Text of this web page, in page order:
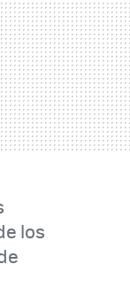
los